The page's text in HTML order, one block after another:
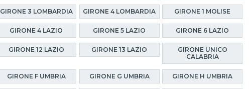
GIRONE 3 LOMBARDIA GIRONE 4 LOMBARDIA GIRONE 1 MOLISE
GIRONE 4 LAZIO GIRONE 5 LAZIO GIRONE 6 LAZIO
GIRONE 12 LAZIO GIRONE 13 LAZIO
GIRONE UNICO
CALABRIA
GIRONE F UMBRIA GIRONE G UMBRIA GIRONE H UMBRIA